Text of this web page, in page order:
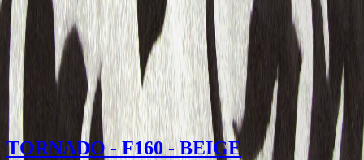
TORNADO - F160 - BEIGE